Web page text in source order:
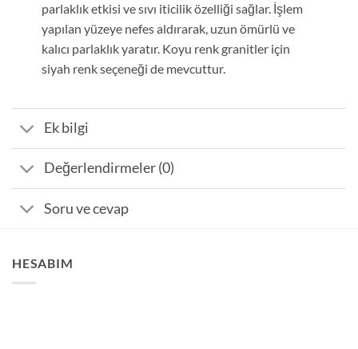
parlaklık etkisi ve sıvı iticilik özelliği sağlar. İşlem
yapılan yüzeye nefes aldırarak, uzun ömürlü ve
kalıcı parlaklık yaratır. Koyu renk granitler için
siyah renk seçeneği de mevcuttur.
Ek bilgi
Değerlendirmeler (0)
Soru ve cevap
HESABIM